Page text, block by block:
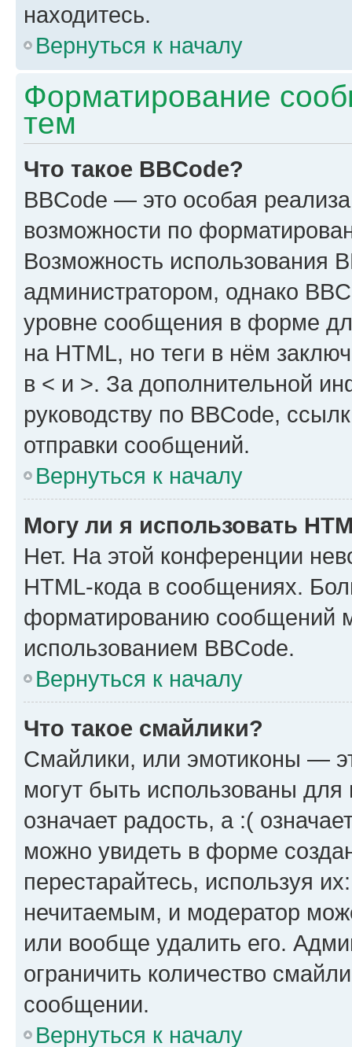
находитесь.
Вернуться к началу
Форматирование
тем
Что такое BBCode?
BBCode — это особая
возможности по
Возможность использования
администратором, однако
уровне сообщения в форме
на HTML, но теги в нём
в < и >. За дополнительной
руководству по BBCode,
отправки сообщений.
Вернуться к началу
Могу ли я использовать
Нет. На этой конференции
HTML-кода в сообщениях.
форматированию сообщений
использованием BBCode.
Вернуться к началу
Что такое смайлики?
Смайлики, или эмотиконы —
могут быть использованы
означает радость, а :(
можно увидеть в форме
перестарайтесь, используя
нечитаемым, и модератор
или вообще удалить его.
ограничить количество
сообщении.
Вернуться к началу